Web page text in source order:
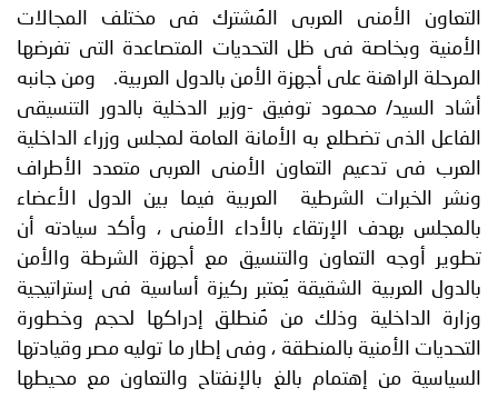
التعاون الأمنى العربى المُشترك فى مختلف المجالات
الأمنية وبخاصة فى ظل التحديات المتصاعدة التى تفرضها
المرحلة الراهنة على أجهزة الأمن بالدول العربية. ومن جانبه
أشاد السيد/ محمود توفيق -وزير الدخلية بالدور التنسيقى
الفاعل الذى تضطلع به الأمانة العامة لمجلس وزراء الداخلية
العرب فى تدعيم التعاون الأمنى العربى متعدد الأطراف
ونشر الخبرات الشرطية العربية فيما بين الدول الأعضاء
بالمجلس بهدف الإرتقاء بالأداء الأمنى ، وأكد سيادته أن
تطوير أوجه التعاون والتنسيق مع أجهزة الشرطة والأمن
بالدول العربية الشقيقة يُعتبر ركيزة أساسية فى إستراتيجية
وزارة الداخلية وذلك من مُنطلق إدراكها لحجم وخطورة
التحديات الأمنية بالمنطقة ، وفى إطار ما توليه مصر وقيادتها
السياسية من إهتمام بالغ بالإنفتاح والتعاون مع محيطها